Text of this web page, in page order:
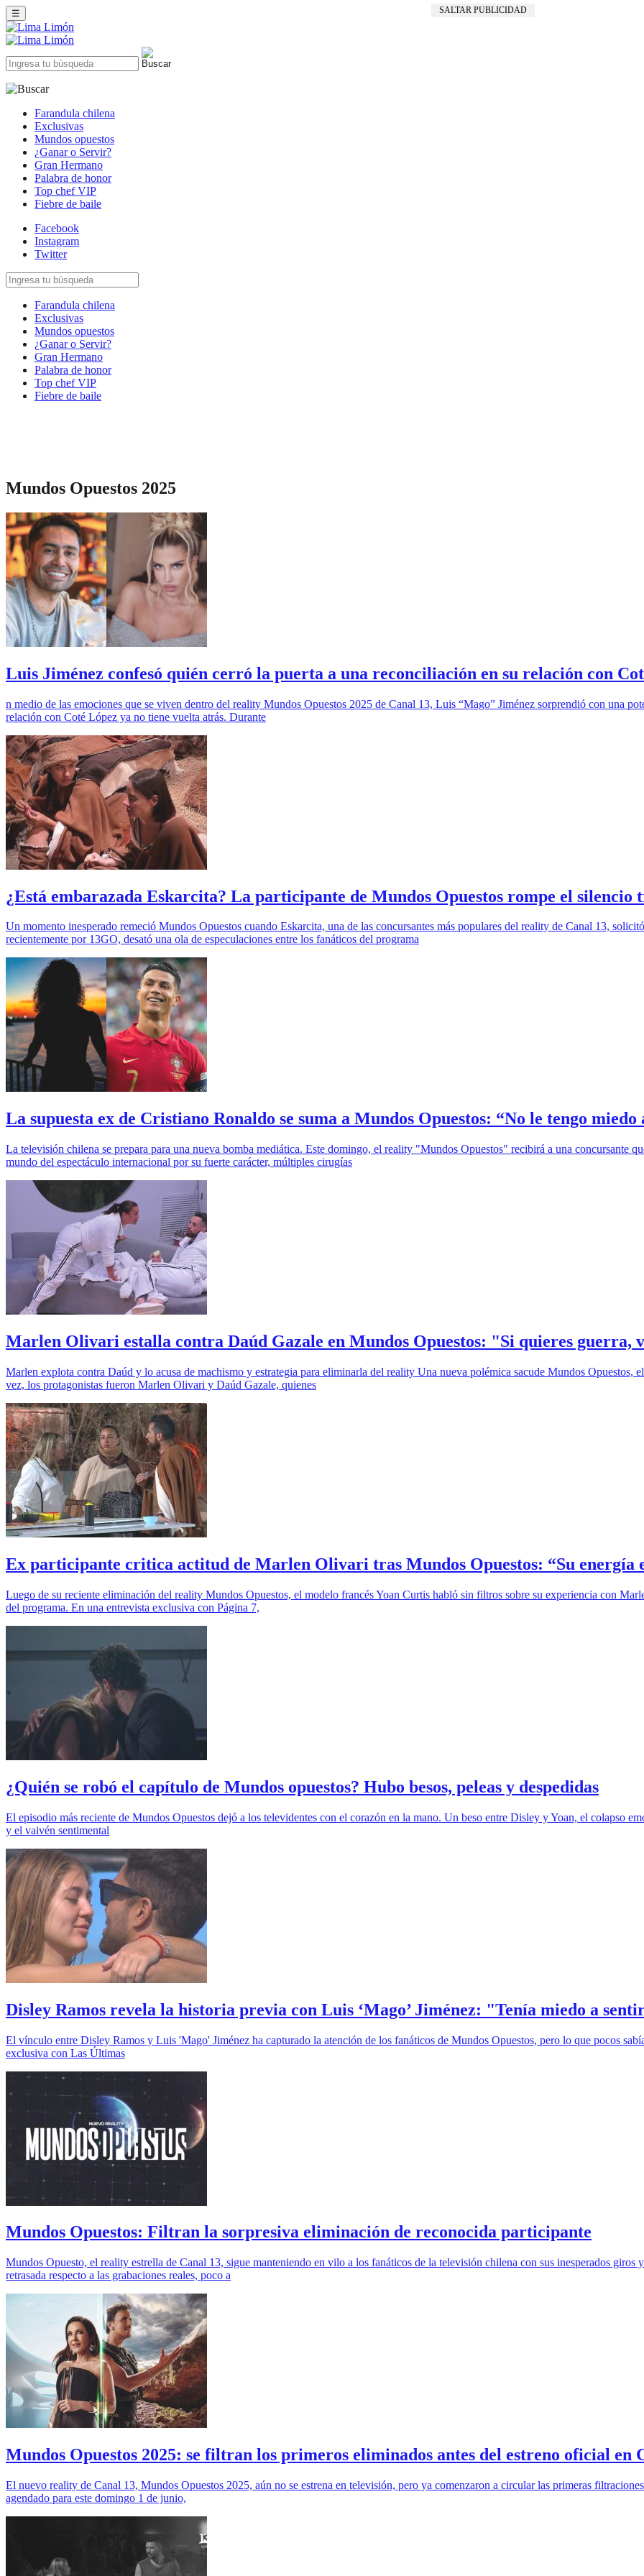
SALTAR PUBLICIDAD
☰
Farandula chilena
Exclusivas
Mundos opuestos
¿Ganar o Servir?
Gran Hermano
Palabra de honor
Top chef VIP
Fiebre de baile
Facebook
Instagram
Twitter
Farandula chilena
Exclusivas
Mundos opuestos
¿Ganar o Servir?
Gran Hermano
Palabra de honor
Top chef VIP
Fiebre de baile
Mundos Opuestos 2025
Luis Jiménez confesó quién cerró la puerta a una reconciliación en su relación con
n medio de las emociones que se viven dentro del reality Mundos Opuestos 2025 de Canal 13, Luis “Mago” Jiménez sorprendió con una
relación con Coté López ya no tiene vuelta atrás. Durante
¿Está embarazada Eskarcita? La participante de Mundos Opuestos rompe el silencio
Un momento inesperado remeció Mundos Opuestos cuando Eskarcita, una de las concursantes más populares del reality de Canal 13,
recientemente por 13GO, desató una ola de especulaciones entre los fanáticos del programa
La supuesta ex de Cristiano Ronaldo se suma a Mundos Opuestos: “No le tengo miedo
La televisión chilena se prepara para una nueva bomba mediática. Este domingo, el reality "Mundos Opuestos" recibirá a una concursante
mundo del espectáculo internacional por su fuerte carácter, múltiples cirugías
Marlen Olivari estalla contra Daúd Gazale en Mundos Opuestos: "Si quieres guerra,
Marlen explota contra Daúd y lo acusa de machismo y estrategia para eliminarla del reality Una nueva polémica sacude Mundos Opuestos,
vez, los protagonistas fueron Marlen Olivari y Daúd Gazale, quienes
Ex participante critica actitud de Marlen Olivari tras Mundos Opuestos: “Su energía
Luego de su reciente eliminación del reality Mundos Opuestos, el modelo francés Yoan Curtis habló sin filtros sobre su experiencia con
del programa. En una entrevista exclusiva con Página 7,
¿Quién se robó el capítulo de Mundos opuestos? Hubo besos, peleas y despedidas
El episodio más reciente de Mundos Opuestos dejó a los televidentes con el corazón en la mano. Un beso entre Disley y Yoan, el colapso
y el vaivén sentimental
Disley Ramos revela la historia previa con Luis ‘Mago’ Jiménez: "Tenía miedo a
El vínculo entre Disley Ramos y Luis 'Mago' Jiménez ha capturado la atención de los fanáticos de Mundos Opuestos, pero lo que pocos
exclusiva con Las Últimas
Mundos Opuestos: Filtran la sorpresiva eliminación de reconocida participante
Mundos Opuesto, el reality estrella de Canal 13, sigue manteniendo en vilo a los fanáticos de la televisión chilena con sus inesperados
retrasada respecto a las grabaciones reales, poco a
Mundos Opuestos 2025: se filtran los primeros eliminados antes del estreno oficial en
El nuevo reality de Canal 13, Mundos Opuestos 2025, aún no se estrena en televisión, pero ya comenzaron a circular las primeras
agendado para este domingo 1 de junio,